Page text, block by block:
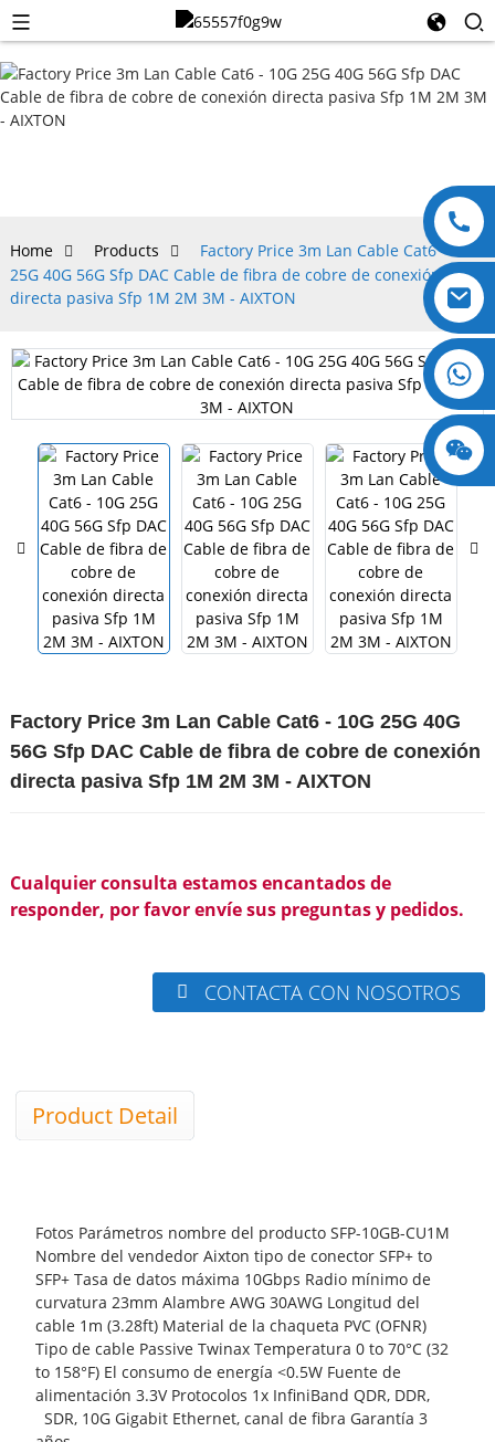
+8618123897029
Home Products
Factory Price 3m Lan Cable Cat6 - 10G
25G 40G 56G Sfp DAC Cable de fibra de cobre de conexión
directa pasiva Sfp 1M 2M 3M - AIXTON
Factory Price 3m Lan Cable Cat6 - 10G 25G 40G
56G Sfp DAC Cable de fibra de cobre de conexión
directa pasiva Sfp 1M 2M 3M - AIXTON
Cualquier consulta estamos encantados de
responder, por favor envíe sus preguntas y pedidos.
CONTACTA CON NOSOTROS
Product Detail
Fotos Parámetros nombre del producto SFP-10GB-CU1M
Nombre del vendedor Aixton tipo de conector SFP+ to
SFP+ Tasa de datos máxima 10Gbps Radio mínimo de
curvatura 23mm Alambre AWG 30AWG Longitud del
cable 1m (3.28ft) Material de la chaqueta PVC (OFNR)
Tipo de cable Passive Twinax Temperatura 0 to 70°C (32
to 158°F) El consumo de energía <0.5W Fuente de
alimentación 3.3V Protocolos 1x InfiniBand QDR, DDR,
SDR, 10G Gigabit Ethernet, canal de fibra Garantía 3